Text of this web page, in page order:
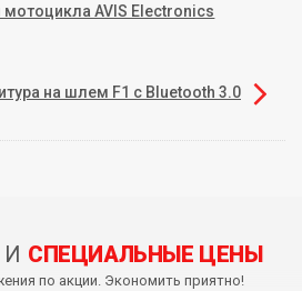
AVIS Electronics
на шлем F1 с Bluetooth 3.0
СПЕЦИАЛЬНЫЕ ЦЕНЫ
по акции. Экономить приятно!